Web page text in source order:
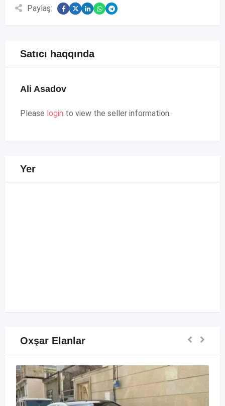
Paylaş:
Satıcı haqqında
Ali Asadov
Please login to view the seller information.
Yer
Oxşar Elanlar